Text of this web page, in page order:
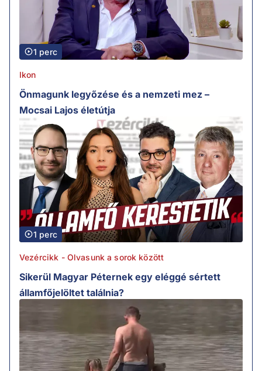
1 perc
Ikon
Önmagunk legyőzése és a nemzeti mez –
Mocsai Lajos életútja
1 perc
Vezércikk - Olvasunk a sorok között
Sikerül Magyar Péternek egy eléggé sértett
államfőjelöltet találnia?